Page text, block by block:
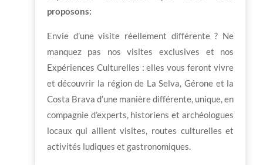
proposons:
Envie d’une visite réellement différente ? Ne
manquez pas nos visites exclusives et nos
Expériences Culturelles : elles vous feront vivre
et découvrir la région de La Selva, Gérone et la
Costa Brava d’une manière différente, unique, en
compagnie d’experts, historiens et archéologues
locaux qui allient visites, routes culturelles et
activités ludiques et gastronomiques.